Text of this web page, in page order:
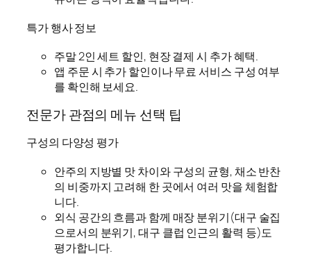
특가 행사 정보
주말 2인 세트 할인, 현장 결제 시 추가 혜택.
앱 주문 시 추가 할인이나 무료 서비스 구성 여부
를 확인해 보세요.
전문가 관점의 메뉴 선택 팁
구성의 다양성 평가
안주의 지방별 맛 차이와 구성의 균형, 채소 반찬
의 비중까지 고려해 한 곳에서 여러 맛을 체험합
니다.
외식 공간의 흐름과 함께 매장 분위기(대구 술집
으로서의 분위기, 대구 클럽 인근의 활력 등)도
평가합니다.